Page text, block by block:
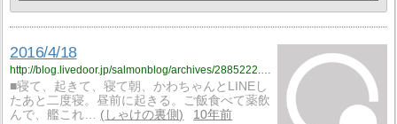
2016/4/18
http://blog.livedoor.jp/salmonblog/archives/2885222.html
■寝て、起きて、寝て朝、かわちゃんとLINEし
たあと二度寝。昼前に起きる。ご飯食べて薬飲
んで、艦これ…
しゃけの裏側
10年前